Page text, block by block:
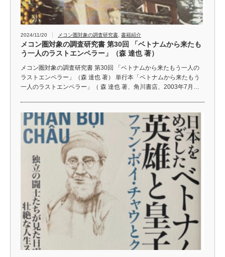
2024/11/20 メコン圏対象の調査研究書 書籍紹介
メコン圏対象の調査研究書 第30回 「ベトナムから来たも
う一人のラストエンペラー」（森 達也 著）
メコン圏対象の調査研究書 第30回 「ベトナムから来たもう一人の
ラストエンペラー」（森 達也 著） 単行本「ベトナムから来たもう
一人のラストエンペラー」（ 森 達也 著、角川書店、2003年7月…